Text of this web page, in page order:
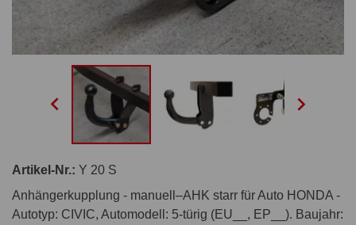
 
Artikel-Nr.: Y 20 S
Anhängerkupplung - manuell–AHK starr für Auto HONDA -
Autotyp: CIVIC, Automodell: 5-türig (EU__, EP__). Baujahr: